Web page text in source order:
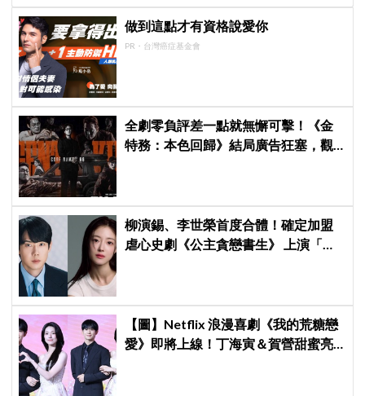
做到這點才有資格說愛你
PR・台灣癌症基金會
全劇零負評差一點就無懈可擊！《金
特務：本色回歸》結局廣告狂塞，觀
柳演錫、李世榮首度合體！確定加盟
虐心史劇《公主貪戀書生》 上演「朝
【圖】Netflix 浪漫喜劇《我的荒糖戀
愛》即將上線！丁海寅＆賀營甜蜜亮